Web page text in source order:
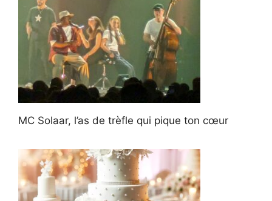
MC Solaar, l’as de trèfle qui pique ton cœur